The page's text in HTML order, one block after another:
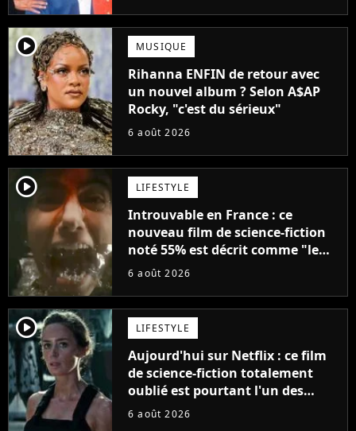
player2 MUSIQUE
Rihanna ENFIN de retour avec
un nouvel album ? Selon A$AP
Rocky, "c'est du sérieux"
6 août 2026
player2 LIFESTYLE
Introuvable en France : ce
nouveau film de science-fiction
noté 55% est décrit comme "le
plus stupide de l'année"
6 août 2026
player2 LIFESTYLE
Aujourd'hui sur Netflix : ce film
de science-fiction totalement
oublié est pourtant l'un des
meilleurs des années 2010
6 août 2026